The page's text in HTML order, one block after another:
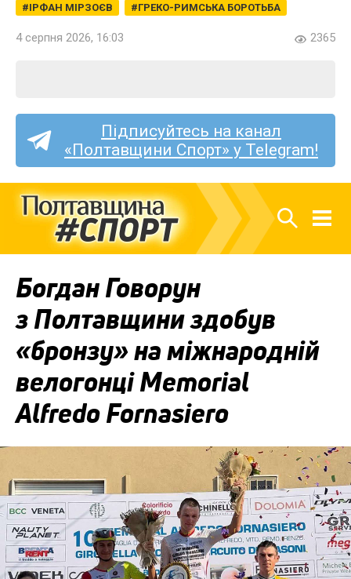
ІРФАН МІРЗОЄВ ГРЕКО-РИМСЬКА БОРОТЬБА
4 серпня 2026, 16:03 2365
Підписуйтесь на канал
«Полтавщини Спорт» у Telegram!
Богдан Говорун
з Полтавщини здобув
«бронзу» на міжнародній
велогонці Memorial
Alfredo Fornasiero